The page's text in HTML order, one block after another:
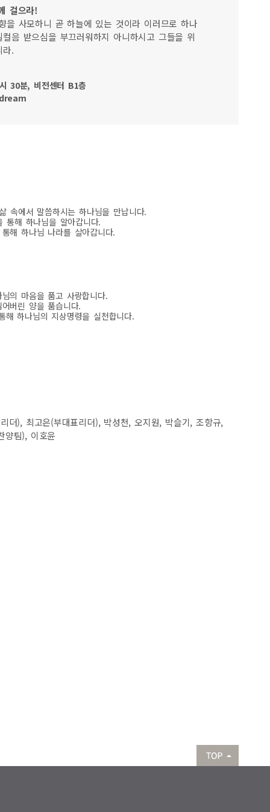
걸으라!
을 사모하니 곧 하늘에 있는 것이라 이러므로 하나
음 받으심을 부끄러워하지 아니하시고 그들을 위
라.
30분, 비전센터 B1층
속에서 말씀하시는 하나님을 만납니다.
통해 하나님을 알아갑니다.
해 하나님 나라를 살아갑니다.
의 마음을 품고 사랑합니다.
버린 양을 품습니다.
하나님의 지상명령을 실천합니다.
더), 최고은(부대표리더), 박성천, 오지원, 박슬기, 조항규,
양팀), 이호윤